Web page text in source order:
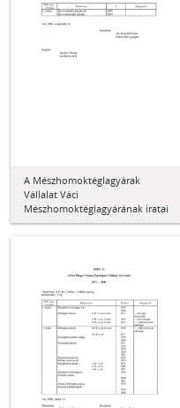
A Mészhomoktéglagyárak
Vállalat Váci
Mészhomoktéglagyárának iratai